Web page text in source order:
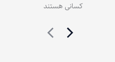
کسانی هستند